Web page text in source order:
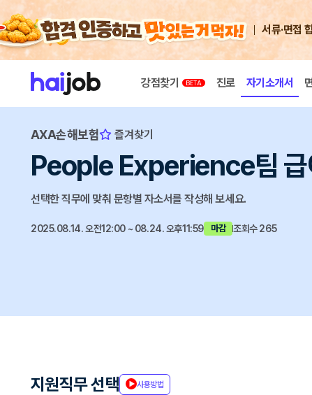
서류·면접
강점찾기 진로 자기소개서
AXA손해보험 즐겨찾기
People Experience팀
선택한 직무에 맞춰 문항별 자소서를 작성해 보세요.
2025.08.14. 오전12:00 ~ 08.24. 오후11:59 마감 조회수 265
지원직무 선택 사용방법